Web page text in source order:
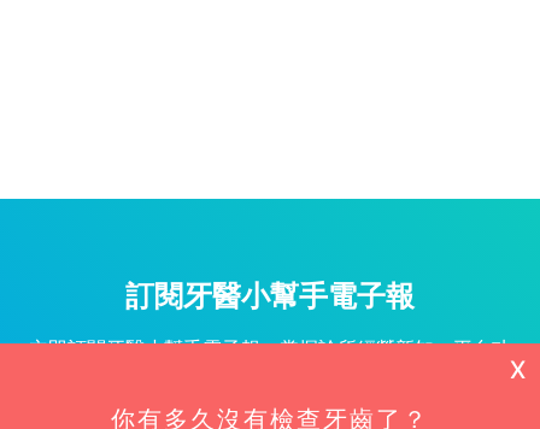
訂閱牙醫小幫手電子報
立即訂閱牙醫小幫手電子報，掌握診所經營新知、平台功
你有多久沒有檢查牙齒了？
X